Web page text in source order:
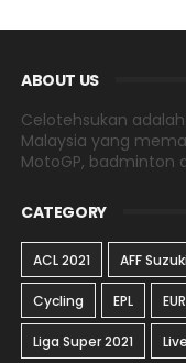
ABOUT US
Celotehsukan
Malaysia yang
MotoGP, badminton
CATEGORY
ACL 2021 AFF Suzuki
Cycling EPL
Liga Super 2021